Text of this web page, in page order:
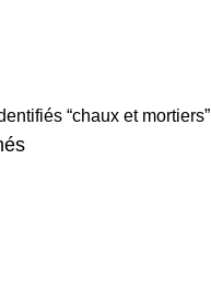
“chaux et mortiers”